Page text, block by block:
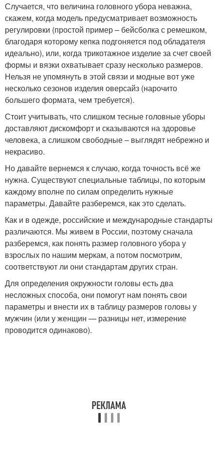
Случается, что величина головного убора неважна,
скажем, когда модель предусматривает возможность
регулировки (простой пример – бейсболка с ремешком,
благодаря которому кепка подгоняется под обладателя
идеально), или, когда трикотажное изделие за счет своей
формы и вязки охватывает сразу несколько размеров.
Нельзя не упомянуть в этой связи и модные вот уже
несколько сезонов изделия оверсайз (нарочито
большего формата, чем требуется).
Стоит учитывать, что слишком тесные головные уборы
доставляют дискомфорт и сказываются на здоровье
человека, а слишком свободные – выглядят небрежно и
некрасиво.
Но давайте вернемся к случаю, когда точность всё же
нужна. Существуют специальные таблицы, по которым
каждому вполне по силам определить нужные
параметры. Давайте разберемся, как это сделать.
Как и в одежде, российские и международные стандарты
различаются. Мы живем в России, поэтому сначала
разберемся, как понять размер головного убора у
взрослых по нашим меркам, а потом посмотрим,
соответствуют ли они стандартам других стран.
Для определения окружности головы есть два
несложных способа, они помогут нам понять свои
параметры и внести их в таблицу размеров головы у
мужчин (или у женщин — разницы нет, измерение
проводится одинаково).